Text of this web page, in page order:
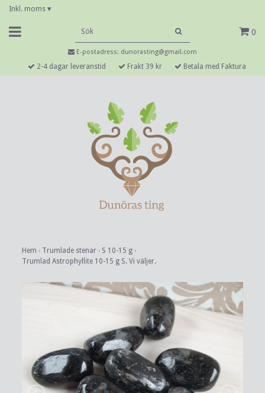
Inkl. moms ▾
0
E-postadress: dunorasting@gmail.com
2-4 dagar leveranstid Frakt 39 kr Betala med Faktura
Hem › Trumlade stenar › S 10-15 g ›
Trumlad Astrophyllite 10-15 g S. Vi väljer.